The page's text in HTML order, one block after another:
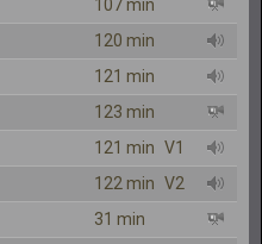
107 min
120 min
121 min
123 min
121 min V1
122 min V2
31 min